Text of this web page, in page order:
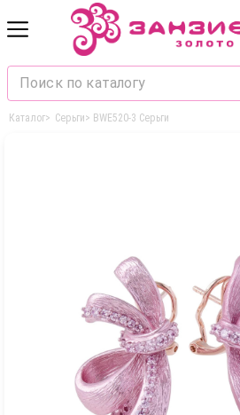
Каталог> Серьги> BWE520-3 Серьги